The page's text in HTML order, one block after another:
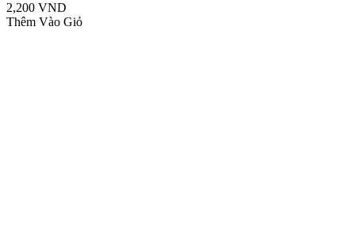
2,200 VND
Thêm Vào Giỏ